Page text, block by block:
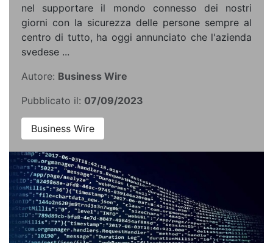
nel supportare il mondo connesso dei nostri
giorni con la sicurezza delle persone sempre al
centro di tutto, ha oggi annunciato che l'azienda
svedese ...
Autore: Business Wire
Pubblicato il: 07/09/2023
Business Wire